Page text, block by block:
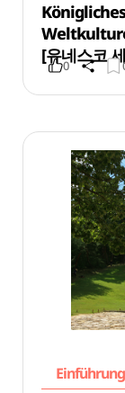
[유네스코
0
Einführung